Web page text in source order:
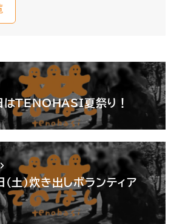
TENOHASI夏祭り！
土)炊き出しボランティア